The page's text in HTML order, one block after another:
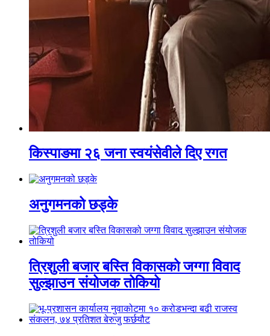
किस्पाङमा २६ जना स्वयंसेवीले दिए रगत
अनुगमनको छड्के
त्रिशुली बजार बस्ति विकासको जग्गा विवाद
सुल्झाउन संयोजक तोकियो